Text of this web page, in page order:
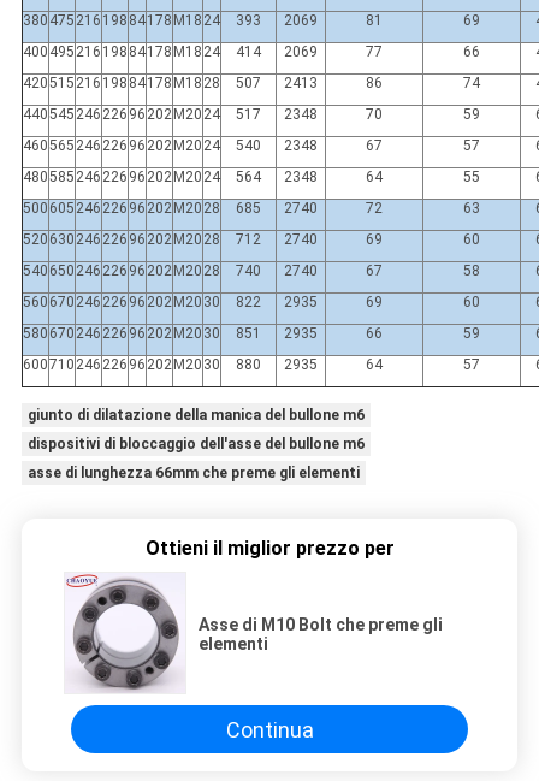
380 475 216 198 84178 M18 24 393 2069 81 69
400 495 216 198 84178 M18 24 414 2069 77 66
420515 216 198 84178 M18 28 507 2413 86 74
440545 246 226 96 202 M20 24 517 2348 70 59
460565 246 226 96 202 M20 24 540 2348 67 57
480585 246 226 96 202 M20 24 564 2348 64 55
500 605 246 226 96 202 M20 28 685 2740 72 63
520 630 246 226 96 202 M20 28 712 2740 69 60
540 650 246 226 96 202 M20 28 740 2740 67 58
560 670 246 226 96 202 M20 30 822 2935 69 60
580 670 246 226 96 202 M20 30 851 2935 66 59
600710 246 226 96 202 M20 30 880 2935 64 57
giunto di dilatazione della manica del bullone m6
dispositivi di bloccaggio dell'asse del bullone m6
asse di lunghezza 66mm che preme gli elementi
Ottieni il miglior prezzo per
Asse di M10 Bolt che preme gli
elementi
Continua